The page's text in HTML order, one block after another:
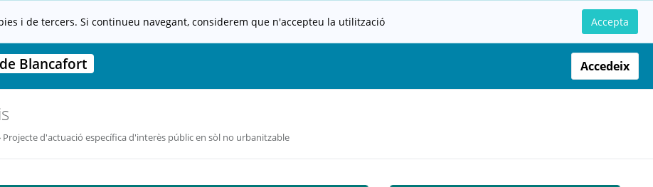
i de tercers. Si continueu navegant, considerem que n'accepteu la utilització Accepta
Blancafort Accedeix
Projecte d'actuació específica d'interès públic en sòl no urbanitzable